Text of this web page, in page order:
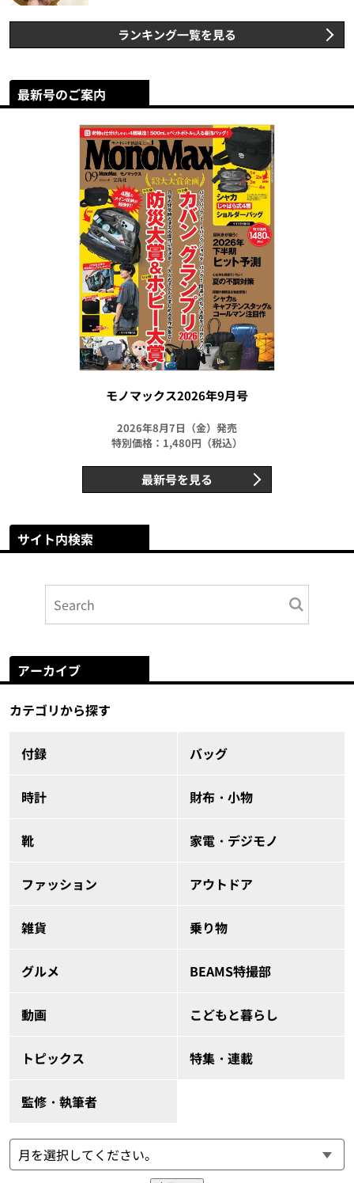
ランキング一覧を見る
最新号のご案内
モノマックス2026年9月号
2026年8月7日（金）発売
特別価格：1,480円（税込）
最新号を見る
サイト内検索
アーカイブ
カテゴリから探す
付録 バッグ
時計 財布・小物
靴 家電・デジモノ
ファッション アウトドア
雑貨 乗り物
グルメ BEAMS特撮部
動画 こどもと暮らし
トピックス 特集・連載
監修・執筆者